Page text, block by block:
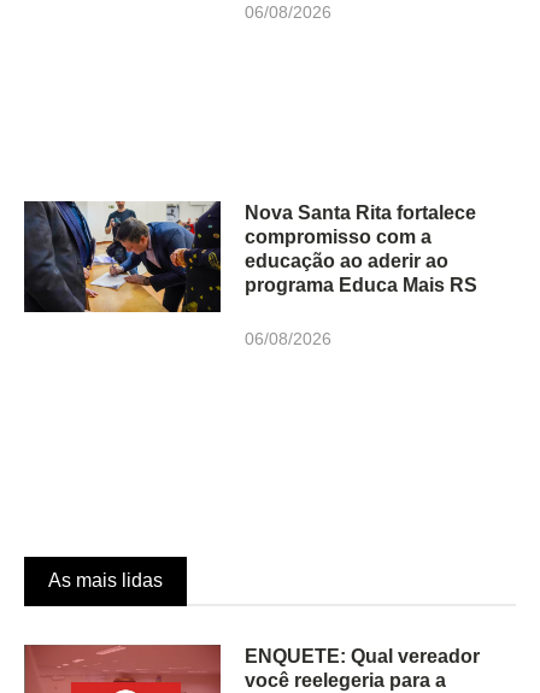
06/08/2026
Nova Santa Rita fortalece
compromisso com a
educação ao aderir ao
programa Educa Mais RS
06/08/2026
As mais lidas
ENQUETE: Qual vereador
você reelegeria para a